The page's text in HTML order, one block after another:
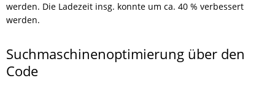
werden. Die Ladezeit insg. konnte um ca. 40 % verbessert
werden.
Suchmaschinenoptimierung über den
Code